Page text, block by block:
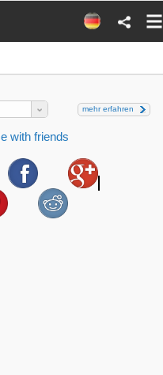
mehr erfahren
with friends